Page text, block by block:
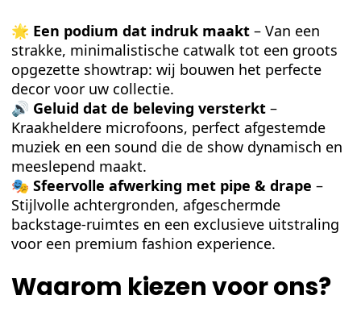
🌟 Een podium dat indruk maakt– Van een
strakke, minimalistische catwalk tot een groots
opgezette showtrap: wij bouwen het perfecte
decor voor uw collectie.
🔊 Geluid dat de beleving versterkt–
Kraakheldere microfoons, perfect afgestemde
muziek en een sound die de show dynamisch en
meeslepend maakt.
🎭 Sfeervolle afwerking met pipe & drape –
Stijlvolle achtergronden, afgeschermde
backstage-ruimtes en een exclusieve uitstraling
voor een premium fashion experience.
Waarom kiezen voor ons?